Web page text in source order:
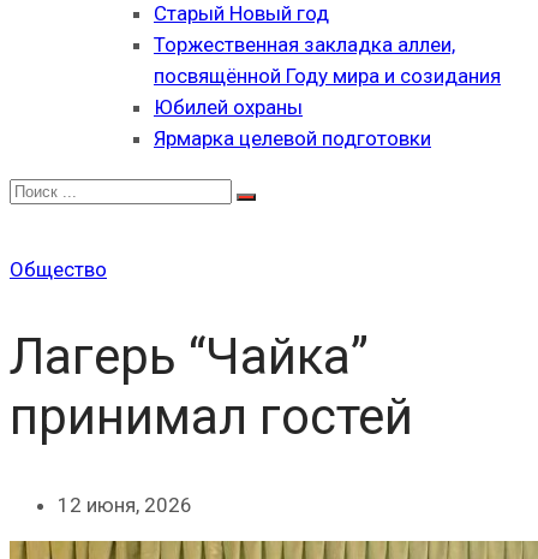
Старый Новый год
Торжественная закладка аллеи,
посвящённой Году мира и созидания
Юбилей охраны
Ярмарка целевой подготовки
Общество
Лагерь “Чайка”
принимал гостей
12 июня, 2026